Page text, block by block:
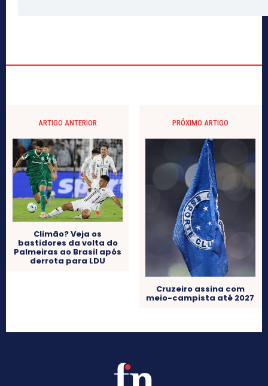
ARTIGO ANTERIOR
Climão? Veja os
bastidores da volta do
Palmeiras ao Brasil após
derrota para LDU
PRÓXIMO ARTIGO
Cruzeiro assina com
meio-campista até 2027